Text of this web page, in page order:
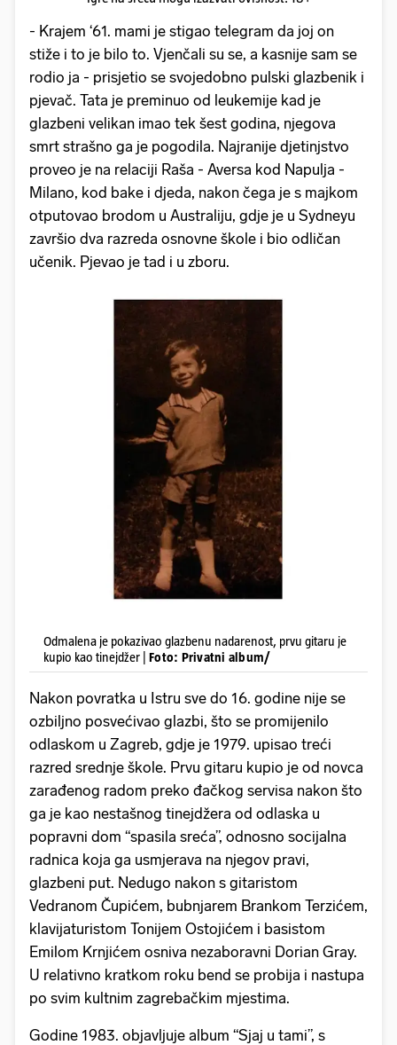
- Krajem ‘61. mami je stigao telegram da joj on
stiže i to je bilo to. Vjenčali su se, a kasnije sam se
rodio ja - prisjetio se svojedobno pulski glazbenik i
pjevač. Tata je preminuo od leukemije kad je
glazbeni velikan imao tek šest godina, njegova
smrt strašno ga je pogodila. Najranije djetinjstvo
proveo je na relaciji Raša - Aversa kod Napulja -
Milano, kod bake i djeda, nakon čega je s majkom
otputovao brodom u Australiju, gdje je u Sydneyu
završio dva razreda osnovne škole i bio odličan
učenik. Pjevao je tad i u zboru.
Odmalena je pokazivao glazbenu nadarenost, prvu gitaru je
kupio kao tinejdžer | Foto: Privatni album/
Nakon povratka u Istru sve do 16. godine nije se
ozbiljno posvećivao glazbi, što se promijenilo
odlaskom u Zagreb, gdje je 1979. upisao treći
razred srednje škole. Prvu gitaru kupio je od novca
zarađenog radom preko đačkog servisa nakon što
ga je kao nestašnog tinejdžera od odlaska u
popravni dom “spasila sreća”, odnosno socijalna
radnica koja ga usmjerava na njegov pravi,
glazbeni put. Nedugo nakon s gitaristom
Vedranom Čupićem, bubnjarem Brankom Terzićem,
klavijaturistom Tonijem Ostojićem i basistom
Emilom Krnjićem osniva nezaboravni Dorian Gray.
U relativno kratkom roku bend se probija i nastupa
po svim kultnim zagrebačkim mjestima.
Godine 1983. objavljuje album “Sjaj u tami”, s